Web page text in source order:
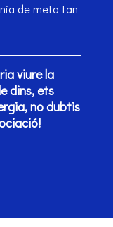
de meta tan
viure la
dins, ets
no dubtis